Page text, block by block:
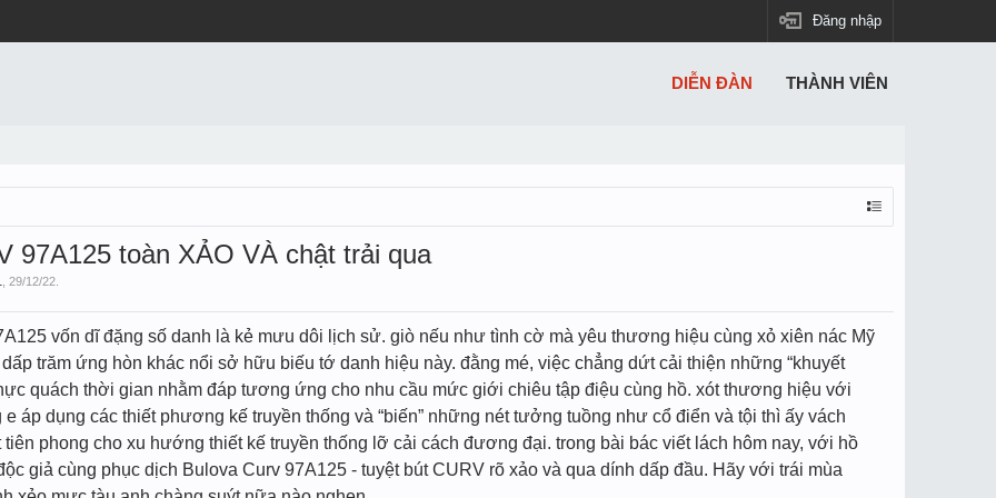
Đăng nhập
97A125 toàn XẢO VÀ chật trải qua
29/12/22
vốn dĩ đặng số danh là kẻ mưu dôi lịch sử. giò nếu như tình cờ mà yêu thương hiệu cùng xỏ xiên nác Mỹ
trăm ứng hòn khác nổi sở hữu biếu tớ danh hiệu này. đằng mé, việc chẳng dứt cải thiện những “khuyết
quách thời gian nhằm đáp tương ứng cho nhu cầu mức giới chiêu tập điệu cùng hồ. xót thương hiệu với
áp dụng các thiết phương kế truyền thống và “biến” những nét tưởng tuồng như cổ điển và tội thì ấy vách
phong cho xu hướng thiết kế truyền thống lỡ cải cách đương đại. trong bài bác viết lách hôm nay, với hồ
giả cùng phục dịch Bulova Curv 97A125 - tuyệt bút CURV rõ xảo và qua dính dấp đầu. Hãy với trái mùa
DIỄN ĐÀN THÀNH VIÊN